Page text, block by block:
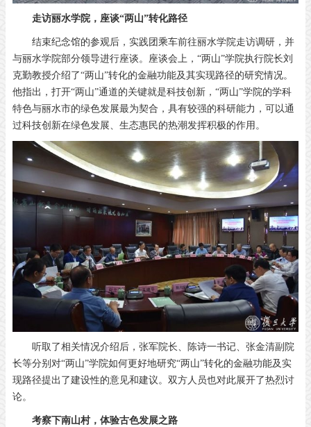
走访丽水学院，座谈“两山”转化路径
结束纪念馆的参观后，实践团乘车前往丽水学院走访调研，并
与丽水学院部分领导进行座谈。座谈会上，“两山”学院执行院长刘
克勤教授介绍了“两山”转化的金融功能及其实现路径的研究情况。
他指出，打开“两山”通道的关键就是科技创新，“两山”学院的学科
特色与丽水市的绿色发展最为契合，具有较强的科研能力，可以通
过科技创新在绿色发展、生态惠民的热潮发挥积极的作用。
听取了相关情况介绍后，张军院长、陈诗一书记、张金清副院
长等分别对“两山”学院如何更好地研究“两山”转化的金融功能及实
现路径提出了建设性的意见和建议。双方人员也对此展开了热烈讨
论。
考察下南山村，体验古色发展之路